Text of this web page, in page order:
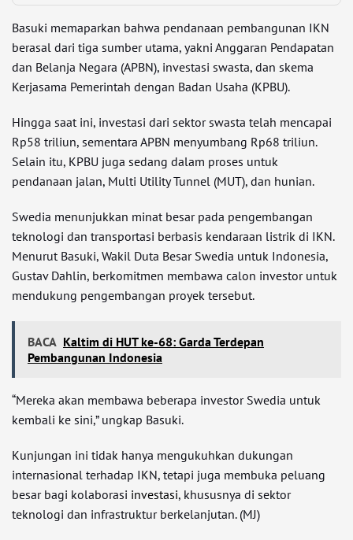
Basuki memaparkan bahwa pendanaan pembangunan IKN
berasal dari tiga sumber utama, yakni Anggaran Pendapatan
dan Belanja Negara (APBN), investasi swasta, dan skema
Kerjasama Pemerintah dengan Badan Usaha (KPBU).
Hingga saat ini, investasi dari sektor swasta telah mencapai
Rp58 triliun, sementara APBN menyumbang Rp68 triliun.
Selain itu, KPBU juga sedang dalam proses untuk
pendanaan jalan, Multi Utility Tunnel (MUT), dan hunian.
Swedia menunjukkan minat besar pada pengembangan
teknologi dan transportasi berbasis kendaraan listrik di IKN.
Menurut Basuki, Wakil Duta Besar Swedia untuk Indonesia,
Gustav Dahlin, berkomitmen membawa calon investor untuk
mendukung pengembangan proyek tersebut.
BACA Kaltim di HUT ke-68: Garda Terdepan
Pembangunan Indonesia
“Mereka akan membawa beberapa investor Swedia untuk
kembali ke sini,” ungkap Basuki.
Kunjungan ini tidak hanya mengukuhkan dukungan
internasional terhadap IKN, tetapi juga membuka peluang
besar bagi kolaborasi investasi, khususnya di sektor
teknologi dan infrastruktur berkelanjutan. (MJ)